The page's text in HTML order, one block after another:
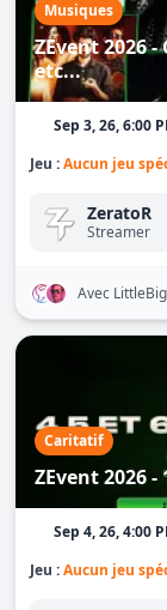
Musiques
ZEvent 2026
etc...
Sep 3, 26, 6:00
Jeu :Aucun jeu
ZeratoR
Streamer
Avec
Caritatif
ZEvent 2026
Sep 4, 26, 4:00
Jeu :Aucun jeu